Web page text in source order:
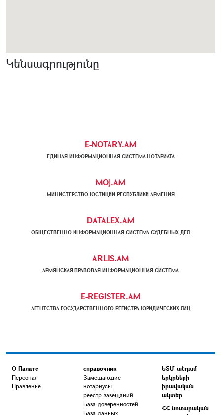
Կենսագրությունը
E-NOTARY.AM
ЕДИНАЯ ИНФОРМАЦИОННАЯ СИСТЕМА НОТАРИАТА
MOJ.AM
МИНИСТЕРСТВО ЮСТИЦИИ РЕСПУБЛИКИ АРМЕНИЯ
DATALEX.AM
ОБЩЕСТВЕННО-ИНФОРМАЦИОННАЯ СИСТЕМА СУДЕБНЫХ ДЕЛ
ARLIS.AM
АРМЯНСКАЯ ПРАВОВАЯ ИНФОРМАЦИОННАЯ СИСТЕМА
E-REGISTER.AM
АГЕНТСТВА ГОСУДАРСТВЕННОГО РЕГИСТРА ЮРИДИЧЕСКИХ ЛИЦ
О Палате
Персонал
Правление
справочник
Замещающие
нотариусы
реестр завещаний
База доверенностей
База данных
ԵՏՄ անդամ
երկրների
իրավական
ակտեր
ՀՀ նոտարական